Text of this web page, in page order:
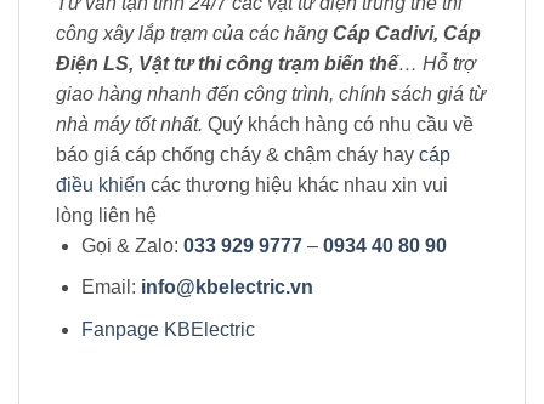
công xây lắp trạm của các hãng Cáp Cadivi, Cáp
Điện LS, Vật tư thi công trạm biến thế… Hỗ trợ
giao hàng nhanh đến công trình, chính sách giá từ
nhà máy tốt nhất. Quý khách hàng có nhu cầu về
báo giá cáp chống cháy & chậm cháy hay cáp
điều khiển các thương hiệu khác nhau xin vui
lòng liên hệ
Gọi & Zalo: 033 929 9777 – 0934 40 80 90
Email: info@kbelectric.vn
Fanpage KBElectric